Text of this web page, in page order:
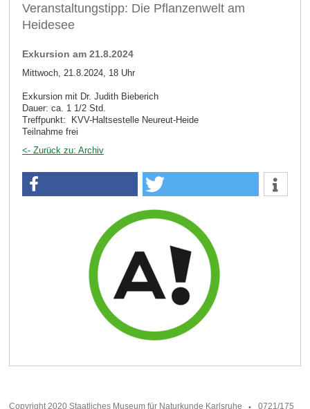
Veranstaltungstipp: Die Pflanzenwelt am
Heidesee
Exkursion am 21.8.2024
Mittwoch, 21.8.2024, 18 Uhr
Exkursion mit Dr. Judith Bieberich
Dauer: ca. 1 1/2 Std.
Treffpunkt: KVV-Haltsestelle Neureut-Heide
Teilnahme frei
<- Zurück zu: Archiv
Copyright 2020 Staatliches Museum für Naturkunde Karlsruhe 0721/175